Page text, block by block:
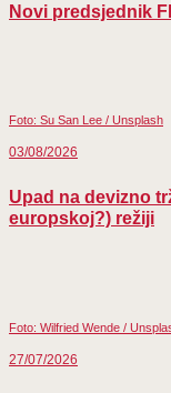
Novi predsjednik
Foto: Su San Lee / Unsplash
03/08/2026
Upad na devizno
europskoj?) režiji
Foto: Wilfried Wende /
27/07/2026